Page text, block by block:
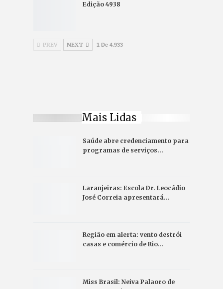
Edição 4938
PREV NEXT 1 De 4.933
Mais Lidas
Saúde abre credenciamento para
programas de serviços…
Laranjeiras: Escola Dr. Leocádio
José Correia apresentará…
Região em alerta: vento destrói
casas e comércio de Rio…
Miss Brasil: Neiva Palaoro de